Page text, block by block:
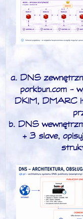
a. DNS
porkbun.com -
DKIM, DMARC
b. DNS
+ 3 slave,